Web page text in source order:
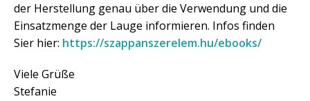
der Herstellung genau über die Verwendung und die
Einsatzmenge der Lauge informieren. Infos finden
Sier hier: https://szappanszerelem.hu/ebooks/
Viele Grüße
Stefanie